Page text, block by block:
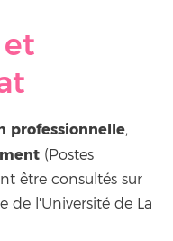
professionnelle,
(Postes
être consultés sur
de l'Université de La